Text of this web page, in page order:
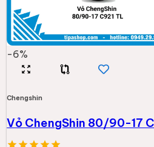
-6%
Chengshin
Vỏ ChengShin 80/90-17